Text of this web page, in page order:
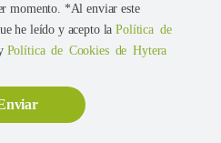
momento. *Al enviar este
he leído y acepto laPolítica de
Política de Cookies de Hytera